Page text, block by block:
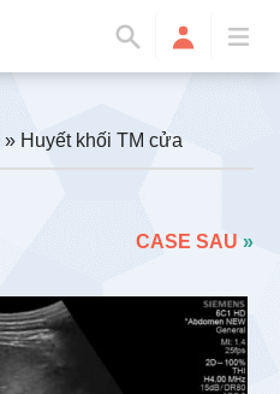
» Huyết khối TM cửa
CASE SAU »